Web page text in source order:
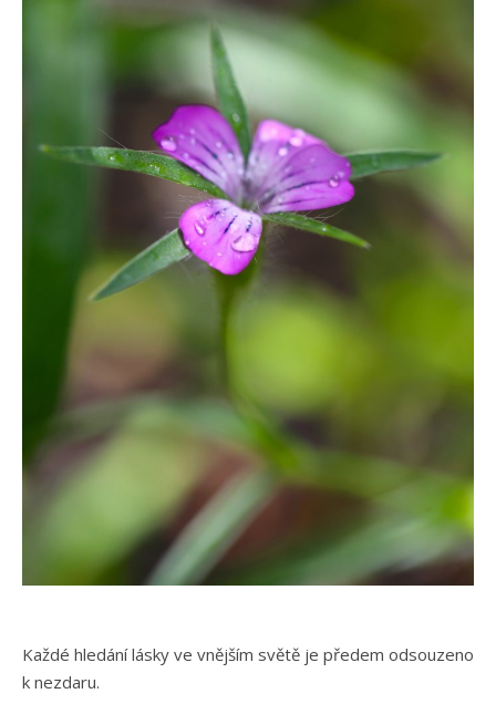
Každé hledání lásky ve vnějším světě je předem odsouzeno
k nezdaru.